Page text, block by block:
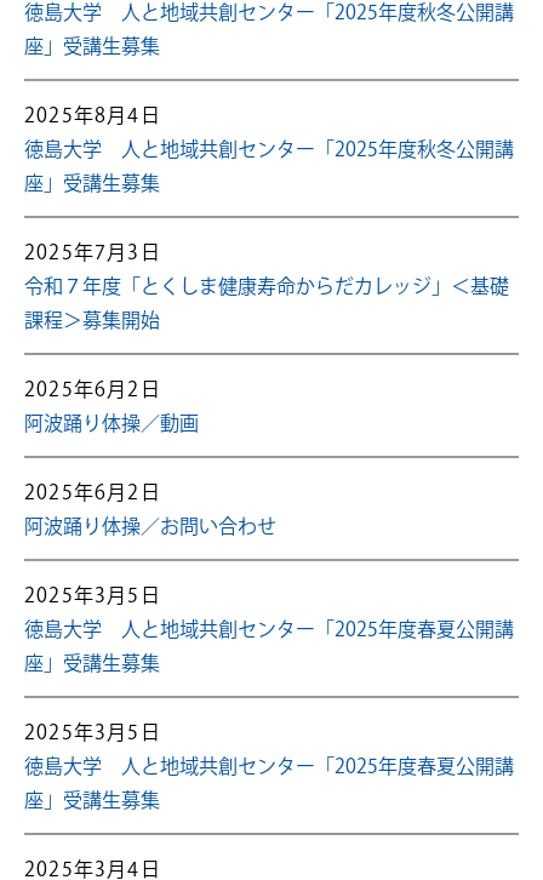
徳島大学 人と地域共創センター「2025年度秋冬公開講
座」受講生募集
2025年8月4日
徳島大学 人と地域共創センター「2025年度秋冬公開講
座」受講生募集
2025年7月3日
令和７年度「とくしま健康寿命からだカレッジ」＜基礎
課程＞募集開始
2025年6月2日
阿波踊り体操／動画
2025年6月2日
阿波踊り体操／お問い合わせ
2025年3月5日
徳島大学 人と地域共創センター「2025年度春夏公開講
座」受講生募集
2025年3月5日
徳島大学 人と地域共創センター「2025年度春夏公開講
座」受講生募集
2025年3月4日